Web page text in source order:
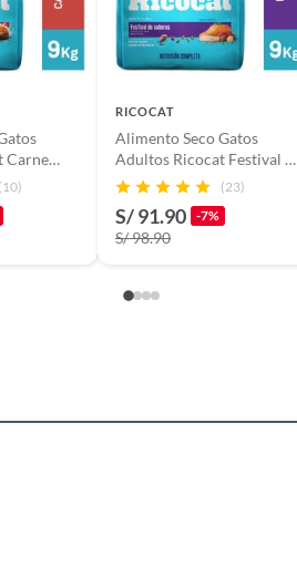
Carne
9 Kg
(10)
RICOCAT
Alimento Seco Gatos
Adultos Ricocat Festival de
Sabores Bolsa 9 Kg
(23)
S/ 91.90 -7%
S/ 98.90